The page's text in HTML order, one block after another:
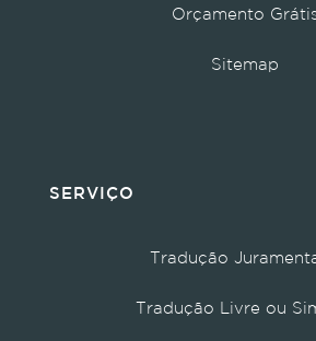
Orçamento
Sitemap
SERVIÇO
Tradução
Tradução Livre ou